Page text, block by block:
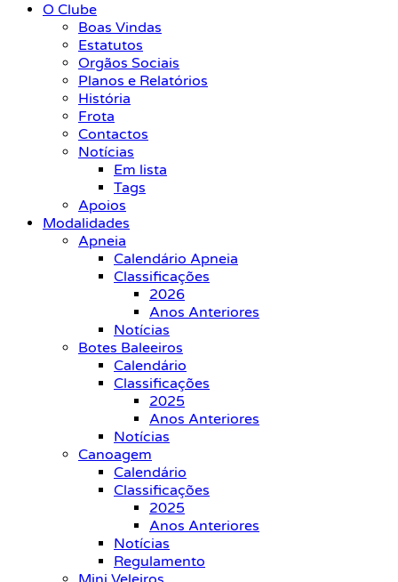
O Clube
Boas Vindas
Estatutos
Orgãos Sociais
Planos e Relatórios
História
Frota
Contactos
Notícias
Em lista
Tags
Apoios
Modalidades
Apneia
Calendário Apneia
Classificações
2026
Anos Anteriores
Notícias
Botes Baleeiros
Calendário
Classificações
2025
Anos Anteriores
Notícias
Canoagem
Calendário
Classificações
2025
Anos Anteriores
Notícias
Regulamento